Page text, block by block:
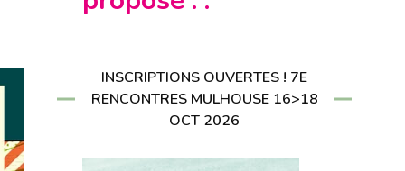
INSCRIPTIONS OUVERTES ! 7E
RENCONTRES MULHOUSE 16>18
OCT 2026